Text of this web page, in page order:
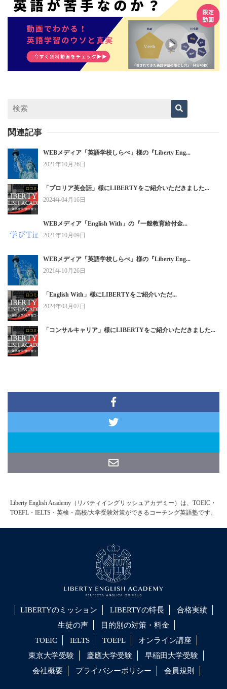
関連記事
WEBメディア「英語学校しらべ」様の『Liberty Eng...
2021年10月26日
「プロリア英会話」様にLIBERTYをご紹介いただきました...
2024年04月16日
WEBメディア「English With」の『一般教育給付金...
2021年10月09日
WEBメディア「英語学校しらべ」様の『Liberty Eng...
2021年10月26日
「English With」様にLIBERTYをご紹介いただ...
2024年03月07日
「コンサルキャリア」様にLIBERTYをご紹介いただきました...
Liberty English Academy（リバティイングリッシュアカデミー）は、TOEIC・
TOEFL・IELTS・英検・高校/大学受験対策ができるコーチング英語塾です。
LIBERTYのミッション LIBERTYの特長
合格実績
生徒の声
目的別の対策・料金
TOEIC
IELTS TOEFL
オンライン講座
東京大学受験
慶應大学受験
早稲田大学受験
会社概要
プライバシーポリシー 会員規則